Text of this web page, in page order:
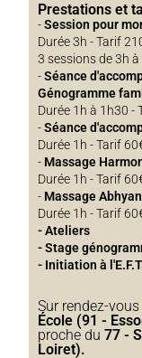
Prestations et
-Session pour
Durée 3h - Tarif
3 sessions de 3h
-Séance
Génogramme
Durée 1h à 1h30 -
-Séance
Durée 1h - Tarif
- Massage
Durée 1h - Tarif
- Massage
Durée 1h - Tarif
- Ateliers
- Stage
- Initiation à
Sur rendez-
École (91 -
proche du77 -
Loiret).